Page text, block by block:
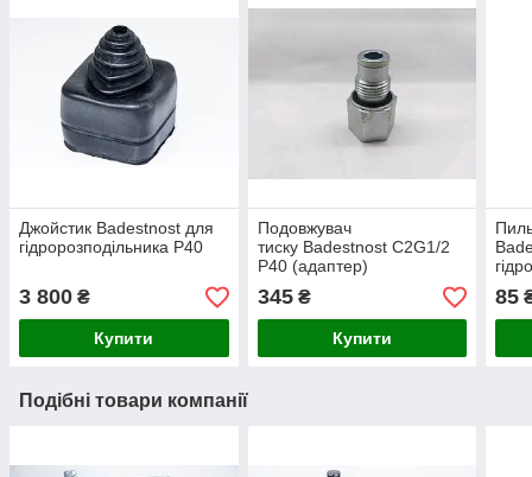
Джойстик Badestnost для
гідророзподільника Р40
3 800 ₴
Купити
Подовжувач
тиску Badestnost C2G1/2
P40 (адаптер)
345₴
Купити
85
Подібні товари компанії